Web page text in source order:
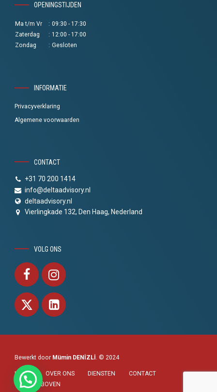
OPENINGSTIJDEN
Ma t/m Vr : 09:30 - 17:30
Zaterdag
: 12:00 - 17:00
Zondag
: Gesloten
INFORMATIE
Privacyverklaring
Algemene voorwaarden
CONTACT
+31 70 200 1414
info@deltaadvisory.nl
deltaadvisory.nl
Vierlingkade 132, Den Haag, Nederland
VOLG ONS
Bewerkt door Mümin DENİZLİ. © 2024
HOME OVER ONS DIENSTEN
CONTACT
NAAR BOVEN